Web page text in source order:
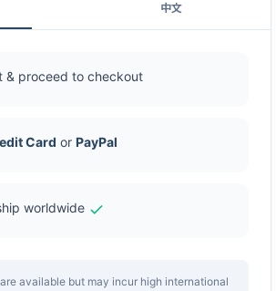
中文
& proceed to checkout
Card or PayPal
worldwide
available but may incur high international